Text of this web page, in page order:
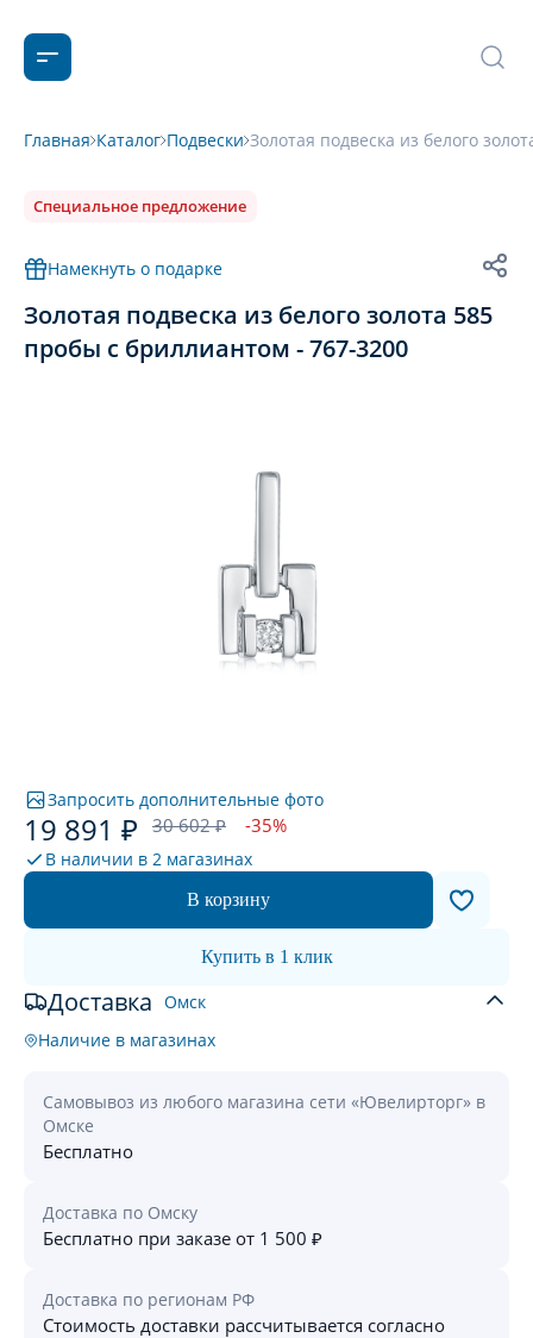
Главная Каталог Подвески Золотая подвеска из белого
Специальное предложение
Намекнуть о подарке
Золотая подвеска из белого золота 585
пробы с бриллиантом - 767-3200
Запросить дополнительные фото
19 891 ₽ 30 602 ₽ -35%
В наличии в 2 магазинах
В корзину
Купить в 1 клик
Доставка Омск
Наличие в магазинах
Самовывоз из любого магазина сети «Ювелирторг» в
Омске
Бесплатно
Доставка по Омску
Бесплатно при заказе от 1 500 ₽
Доставка по регионам РФ
Стоимость доставки рассчитывается согласно